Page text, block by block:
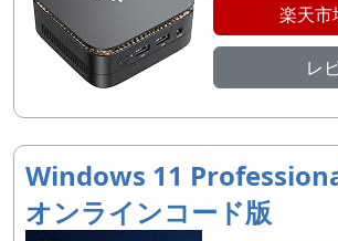
楽天市
レ
Windows 11
オンラインコード版